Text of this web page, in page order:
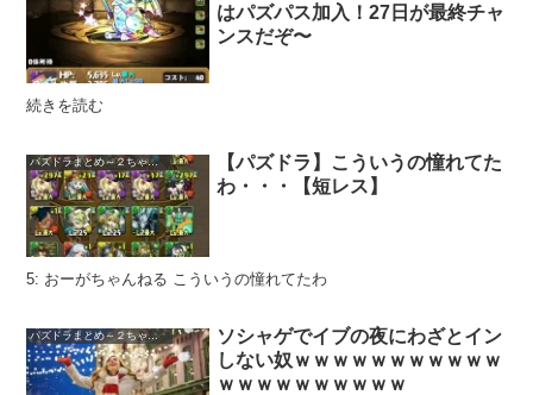
はパズパス加入！27日が最終チャ
ンスだぞ〜
続きを読む
パズドラまとめ～２ちゃんねる
【パズドラ】こういうの憧れてた
わ・・・【短レス】
5: おーがちゃんねる こういうの憧れてたわ
パズドラまとめ～２ちゃんねる
ソシャゲでイブの夜にわざとイン
しない奴ｗｗｗｗｗｗｗｗｗｗｗ
ｗｗｗｗｗｗｗｗｗｗ